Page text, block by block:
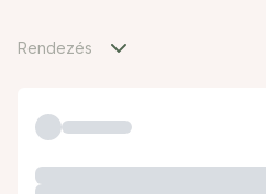
Rendezés